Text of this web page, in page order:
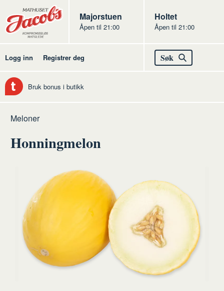
Butikker
Jacobs
Majorstuen
Åpen til 21:00
Jacobs
Holtet
Åpen til 21:00
Logg inn Registrer deg Søk
Bruk bonus i butikk
Hjem
Frukt
grønt
Råvarer
og
grønt
Frukt
Meloner
Honningmelon